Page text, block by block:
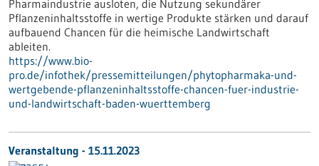
Pharmaindustrie ausloten, die Nutzung sekundärer
Pflanzeninhaltsstoffe in wertige Produkte stärken und darauf
aufbauend Chancen für die heimische Landwirtschaft
ableiten.
https://www.bio-
pro.de/infothek/pressemitteilungen/phytopharmaka-und-
wertgebende-pflanzeninhaltsstoffe-chancen-fuer-industrie-
und-landwirtschaft-baden-wuerttemberg
Veranstaltung - 15.11.2023